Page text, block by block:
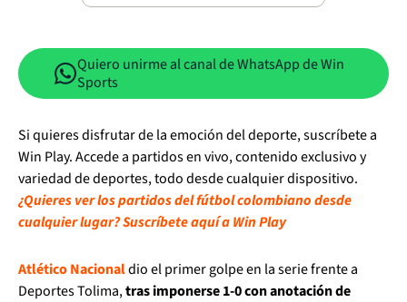
Quiero unirme al canal de WhatsApp de Win
Sports
Si quieres disfrutar de la emoción del deporte, suscríbete a
Win Play. Accede a partidos en vivo, contenido exclusivo y
variedad de deportes, todo desde cualquier dispositivo.
¿Quieres ver los partidos del fútbol colombiano desde
cualquier lugar? Suscríbete aquí a Win Play
Atlético Nacionaldio el primer golpe en la serie frente a
Deportes Tolima,tras imponerse 1-0 con anotación de